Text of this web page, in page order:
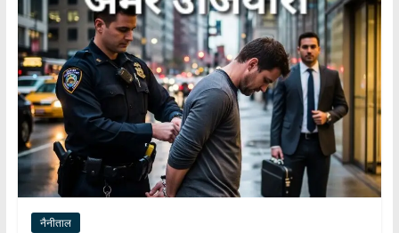
हर
खबर
।
सच्ची
खबर
।
सबकी
खबर
नैनीताल